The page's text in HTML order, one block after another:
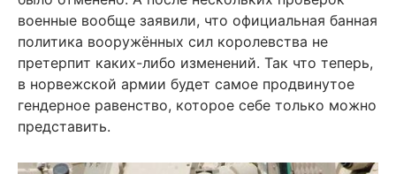
военные вообще заявили, что официальная банная
политика вооружённых сил королевства не
претерпит каких-либо изменений. Так что теперь,
в норвежской армии будет самое продвинутое
гендерное равенство, которое себе только можно
представить.